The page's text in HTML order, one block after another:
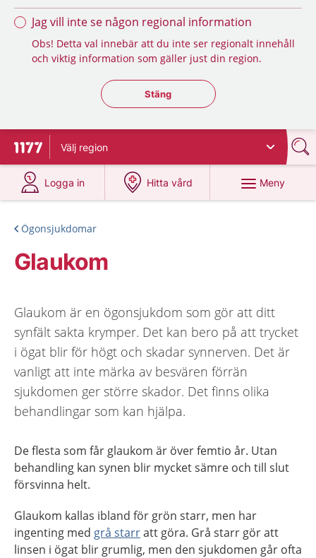
Jag vill inte se någon regional information
Obs! Detta val innebär att du inte ser regionalt innehåll
och viktig information som gäller just din region.
Stäng regionsväljaren
Stäng
Till startsidan för 1177
Välj region
Logga in
på 1177.se
Hitta vård
på 1177.se
Meny
Ögonsjukdomar
Glaukom
Glaukom är en ögonsjukdom som gör att ditt
synfält sakta krymper. Det kan bero på att trycket
i ögat blir för högt och skadar synnerven. Det är
vanligt att inte märka av besvären förrän
sjukdomen ger större skador. Det finns olika
behandlingar som kan hjälpa.
De flesta som får glaukom är över femtio år. Utan
behandling kan synen blir mycket sämre och till slut
försvinna helt.
Glaukom kallas ibland för grön starr, men har
ingenting med grå starratt göra. Grå starr gör att
linsen i ögat blir grumlig, men den sjukdomen går ofta